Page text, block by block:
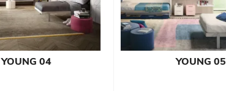
YOUNG 04 YOUNG 05